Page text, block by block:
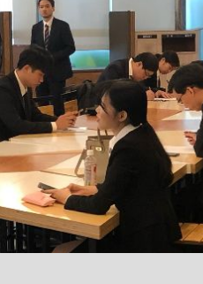
督に... 「最悪の
#後藤真希 #森岡毅 #城彰